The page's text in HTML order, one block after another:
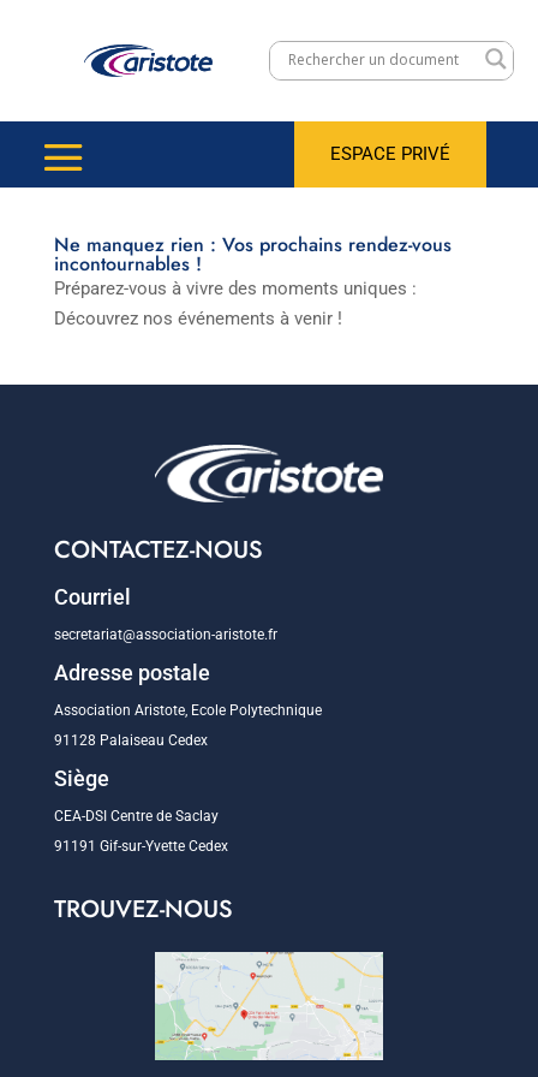
ESPACE PRIVÉ
Ne manquez rien : Vos prochains rendez-vous
incontournables !
Préparez-vous à vivre des moments uniques :
Découvrez nos événements à venir !
CONTACTEZ-NOUS
Courriel
secretariat@association-aristote.fr
Adresse postale
Association Aristote, Ecole Polytechnique
91128 Palaiseau Cedex
Siège
CEA-DSI Centre de Saclay
91191 Gif-sur-Yvette Cedex
TROUVEZ-NOUS